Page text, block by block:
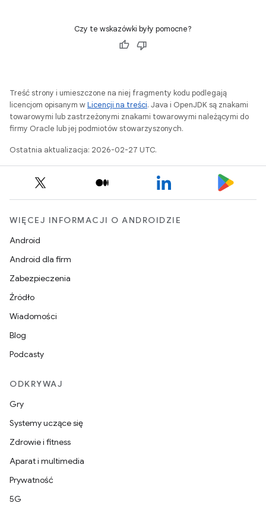
Czy te wskazówki były pomocne?
Treść strony i umieszczone na niej fragmenty kodu podlegają
licencjom opisanym wLicencji na treści. Java i OpenJDK są znakami
towarowymi lub zastrzeżonymi znakami towarowymi należącymi do
firmy Oracle lub jej podmiotów stowarzyszonych.
Ostatnia aktualizacja: 2026-02-27 UTC.
WIĘCEJ INFORMACJI O ANDROIDZIE
Android
Android dla firm
Zabezpieczenia
Źródło
Wiadomości
Blog
Podcasty
ODKRYWAJ
Gry
Systemy uczące się
Zdrowie i fitness
Aparat i multimedia
Prywatność
5G